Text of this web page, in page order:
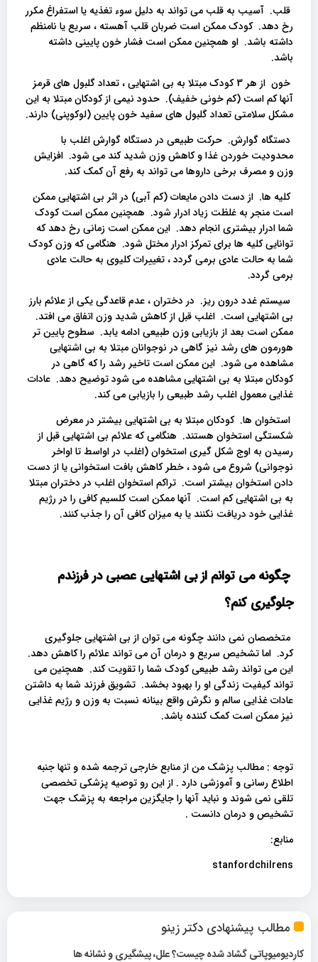
مطالب پیشنهادی دکتر زینو
کاردیومیوپاتی گشاد شده چیست؟ علل، پیشگیری و نشانه ها
قلب. آسیب به قلب می تواند به دلیل سوء تغذیه یا استفراغ مکرر
رخ دهد. کودک ممکن است ضربان قلب آهسته ، سریع یا نامنظم
داشته باشد. او همچنین ممکن است فشار خون پایینی داشته
باشد.
خون از هر 3 کودک مبتلا به بی اشتهایی ، تعداد گلبول های قرمز
آنها کم است (کم خونی خفیف). حدود نیمی از کودکان مبتلا به این
مشکل سلامتی تعداد گلبول های سفید خون پایین (لوکوپنی) دارند.
دستگاه گوارش. حرکت طبیعی در دستگاه گوارش اغلب با
محدودیت خوردن غذا و کاهش وزن شدید کند می شود. افزایش
وزن و مصرف برخی داروها می تواند به رفع آن کمک کند.
کلیه ها. از دست دادن مایعات (کم آبی) در اثر بی اشتهایی ممکن
است منجر به غلظت زیاد ادرار شود. همچنین ممکن است کودک
شما ادرار بیشتری انجام دهد. این ممکن است زمانی رخ دهد که
توانایی کلیه ها برای تمرکز ادرار مختل شود. هنگامی که وزن کودک
شما به حالت عادی برمی گردد ، تغییرات کلیوی به حالت عادی
برمی گردد.
سیستم غدد درون ریز. در دختران ، عدم قاعدگی یکی از علائم بارز
بی اشتهایی است. اغلب قبل از کاهش شدید وزن اتفاق می افتد.
ممکن است بعد از بازیابی وزن طبیعی ادامه یابد. سطوح پایین تر
هورمون های رشد نیز گاهی در نوجوانان مبتلا به بی اشتهایی
مشاهده می شود. این ممکن است تاخیر رشد را که گاهی در
کودکان مبتلا به بی اشتهایی مشاهده می شود توضیح دهد. عادات
غذایی معمول اغلب رشد طبیعی را بازیابی می کند.
استخوان ها. کودکان مبتلا به بی اشتهایی بیشتر در معرض
شکستگی استخوان هستند. هنگامی که علائم بی اشتهایی قبل از
رسیدن به اوج شکل گیری استخوان (اغلب در اواسط تا اواخر
نوجوانی) شروع می شود ، خطر کاهش بافت استخوانی یا از دست
دادن استخوان بیشتر است. تراکم استخوان اغلب در دختران مبتلا
به بی اشتهایی کم است. آنها ممکن است کلسیم کافی را در رژیم
غذایی خود دریافت نکنند یا به میزان کافی آن را جذب کنند.
چگونه می توانم از بی اشتهایی عصبی در فرزندم
جلوگیری کنم؟
متخصصان نمی دانند چگونه می توان از بی اشتهایی جلوگیری
کرد. اما تشخیص سریع و درمان آن می تواند علائم را کاهش دهد.
این می تواند رشد طبیعی کودک شما را تقویت کند. همچنین می
تواند کیفیت زندگی او را بهبود بخشد. تشویق فرزند شما به داشتن
عادات غذایی سالم و نگرش واقع بینانه نسبت به وزن و رژیم غذایی
نیز ممکن است کمک کننده باشد.
توجه : مطالب پزشک من از منابع خارجی ترجمه شده و تنها جنبه
اطلاع رسانی و آموزشی دارد . از این رو توصیه پزشکی تخصصی
تلقی نمی شوند و نباید آنها را جایگزین مراجعه به پزشک جهت
تشخیص و درمان دانست .
منابع:
stanfordchilrens